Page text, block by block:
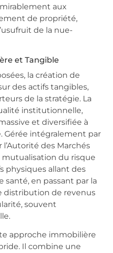
aux
de propriété,
de la nue-
et Tangible
la création de
des actifs tangibles,
de la stratégie. La
institutionnelle,
et diversifiée à
Gérée intégralement par
des Marchés
mutualisation du risque
physiques allant des
santé, en passant par la
distribution de revenus
souvent
approche immobilière
Il combine une